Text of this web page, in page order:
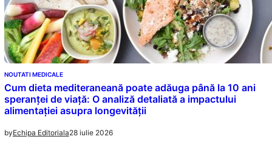
NOUTATI MEDICALE
Cum dieta mediteraneană poate adăuga până la 10 ani
speranței de viață: O analiză detaliată a impactului
alimentației asupra longevității
byEchipa Editoriala28 iulie 2026